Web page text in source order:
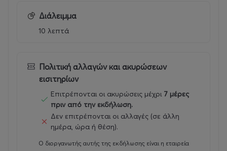
Διάλειμμα
10 λεπτά
Πολιτική αλλαγών και ακυρώσεων
εισιτηρίων
Επιτρέπονται οι ακυρώσεις μέχρι 7 μέρες
πριν από την εκδήλωση.
Δεν επιτρέπονται οι αλλαγές (σε άλλη
ημέρα, ώρα ή θέση).
Ο διοργανωτής αυτής της εκδήλωσης είναι η εταιρεία